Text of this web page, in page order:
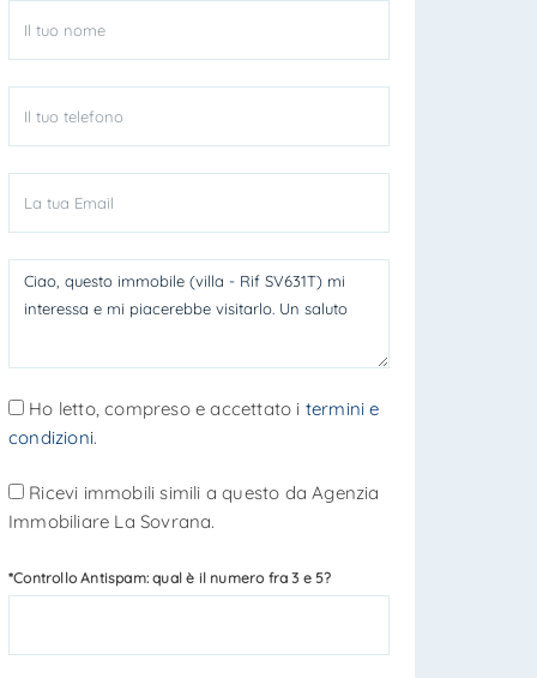
Ho letto, compreso e accettato i termini e
condizioni.
Ricevi immobili simili a questo da Agenzia
Immobiliare La Sovrana.
*Controllo Antispam: qual è il numero fra 3 e 5?